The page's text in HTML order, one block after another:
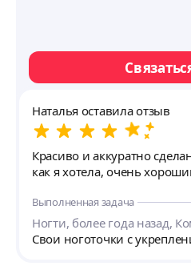
Наталья оставила отзыв
Красиво и аккуратно
как я хотела, очень
Выполненная задача
Ногти, более года назад,
Свои ноготочки с